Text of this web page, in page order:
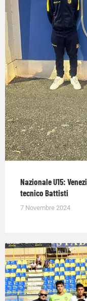
Nazionale U15:
tecnico Battisti
7 Novembre 2024